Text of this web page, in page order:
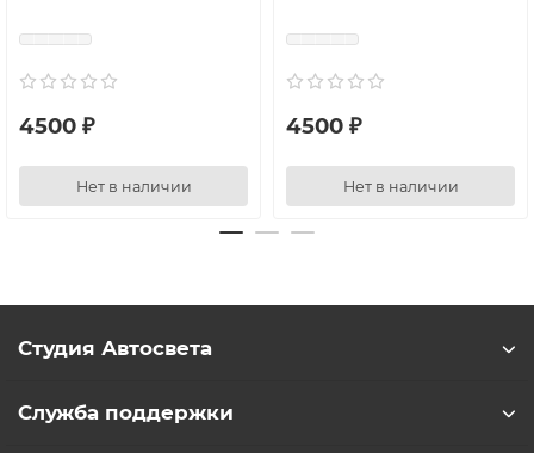
4500 ₽
Нет в наличии
4500 ₽
Нет в наличии
Студия Автосвета
Служба поддержки